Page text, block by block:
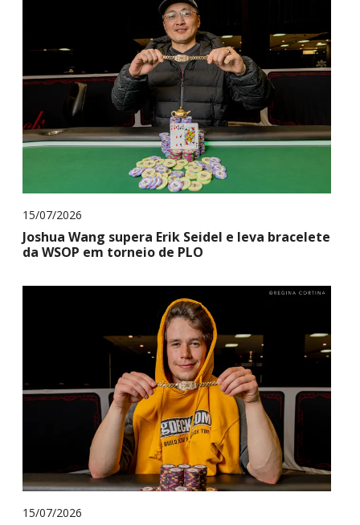
15/07/2026
Joshua Wang supera Erik Seidel e leva bracelete
da WSOP em torneio de PLO
15/07/2026